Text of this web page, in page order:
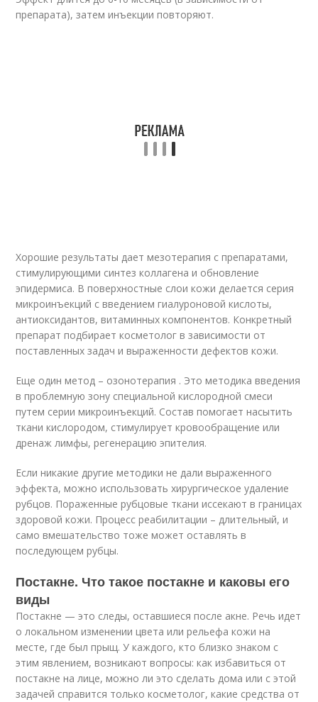
препарата), затем инъекции повторяют.
Хорошие результаты дает мезотерапия с препаратами,
стимулирующими синтез коллагена и обновление
эпидермиса. В поверхностные слои кожи делается серия
микроинъекций с введением гиалуроновой кислоты,
антиоксидантов, витаминных компонентов. Конкретный
препарат подбирает косметолог в зависимости от
поставленных задач и выраженности дефектов кожи.
Еще один метод – озонотерапия . Это методика введения
в проблемную зону специальной кислородной смеси
путем серии микроинъекций. Состав помогает насытить
ткани кислородом, стимулирует кровообращение или
дренаж лимфы, регенерацию эпителия.
Если никакие другие методики не дали выраженного
эффекта, можно использовать хирургическое удаление
рубцов. Пораженные рубцовые ткани иссекают в границах
здоровой кожи. Процесс реабилитации – длительный, и
само вмешательство тоже может оставлять в
последующем рубцы.
Постакне. Что такое постакне и каковы его
виды
Постакне — это следы, оставшиеся после акне. Речь идет
о локальном изменении цвета или рельефа кожи на
месте, где был прыщ. У каждого, кто близко знаком с
этим явлением, возникают вопросы: как избавиться от
постакне на лице, можно ли это сделать дома или с этой
задачей справится только косметолог, какие средства от